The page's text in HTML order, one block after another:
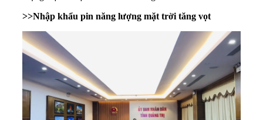
>>Nhập khẩu pin năng lượng mặt trời tăng vọt